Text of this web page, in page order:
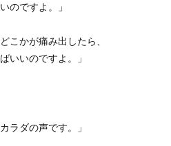
のですよ。」
こかが痛み出したら、
いいのですよ。」
ラダの声です。」